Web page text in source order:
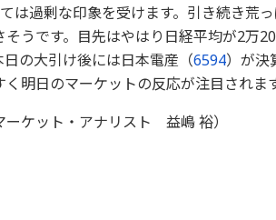
は過剰な印象を受けます。引き続き荒
うです。目先はやはり日経平均が2万
日の大引け後には日本電産（6594）が決
明日のマーケットの反応が注目されます
ケット・アナリスト 益嶋 裕）